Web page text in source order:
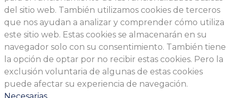
del sitio web. También utilizamos cookies de terceros
que nos ayudan a analizar y comprender cómo utiliza
este sitio web. Estas cookies se almacenarán en su
navegador solo con su consentimiento. También tiene
la opción de optar por no recibir estas cookies. Pero la
exclusión voluntaria de algunas de estas cookies
puede afectar su experiencia de navegación.
Necesarias